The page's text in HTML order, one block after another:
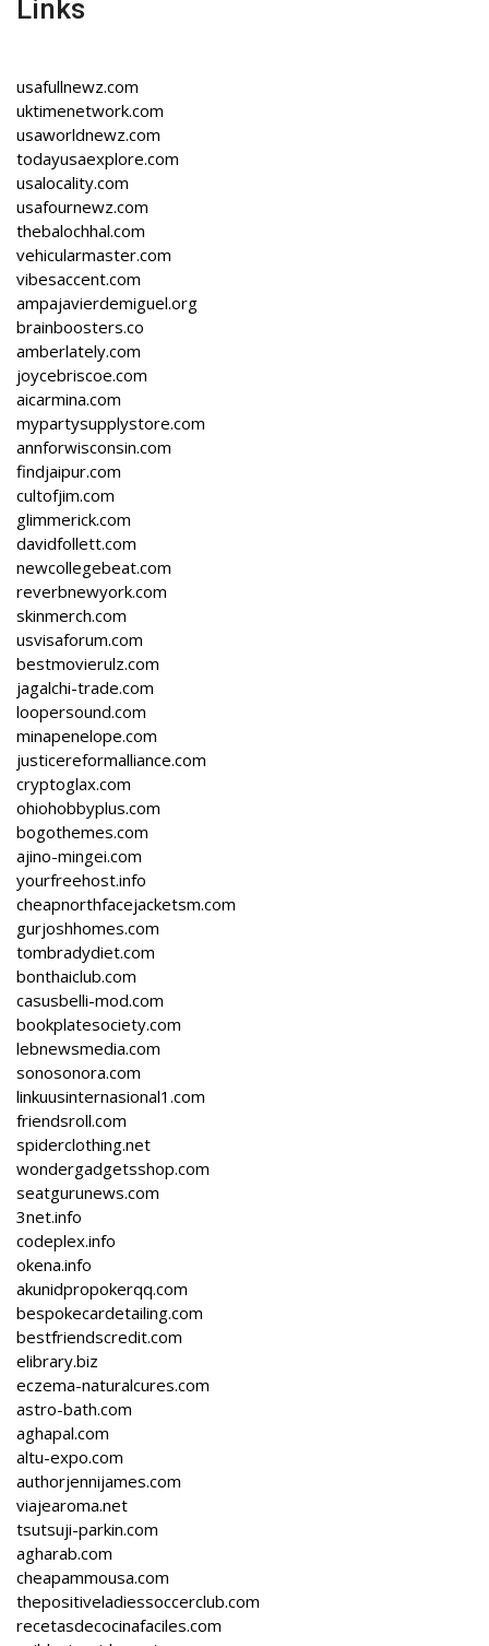
Links
usafullnewz.com
uktimenetwork.com
usaworldnewz.com
todayusaexplore.com
usalocality.com
usafournewz.com
thebalochhal.com
vehicularmaster.com
vibesaccent.com
ampajavierdemiguel.org
brainboosters.co
amberlately.com
joycebriscoe.com
aicarmina.com
mypartysupplystore.com
annforwisconsin.com
findjaipur.com
cultofjim.com
glimmerick.com
davidfollett.com
newcollegebeat.com
reverbnewyork.com
skinmerch.com
usvisaforum.com
bestmovierulz.com
jagalchi-trade.com
loopersound.com
minapenelope.com
justicereformalliance.com
cryptoglax.com
ohiohobbyplus.com
bogothemes.com
ajino-mingei.com
yourfreehost.info
cheapnorthfacejacketsm.com
gurjoshhomes.com
tombradydiet.com
bonthaiclub.com
casusbelli-mod.com
bookplatesociety.com
lebnewsmedia.com
sonosonora.com
linkuusinternasional1.com
friendsroll.com
spiderclothing.net
wondergadgetsshop.com
seatgurunews.com
3net.info
codeplex.info
okena.info
akunidpropokerqq.com
bespokecardetailing.com
bestfriendscredit.com
elibrary.biz
eczema-naturalcures.com
astro-bath.com
aghapal.com
altu-expo.com
authorjennijames.com
viajearoma.net
tsutsuji-parkin.com
agharab.com
cheapammousa.com
thepositiveladiessoccerclub.com
recetasdecocinafaciles.com